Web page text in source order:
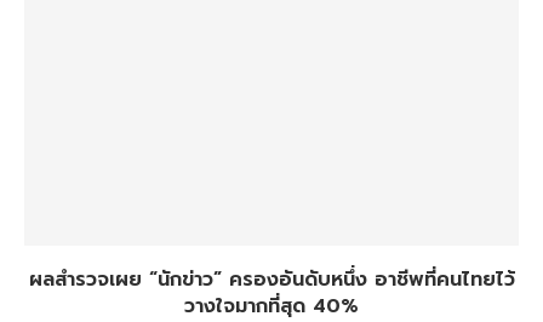
ผลสำรวจเผย “นักข่าว” ครองอันดับหนึ่ง อาชีพที่คนไทยไว้
วางใจมากที่สุด 40%